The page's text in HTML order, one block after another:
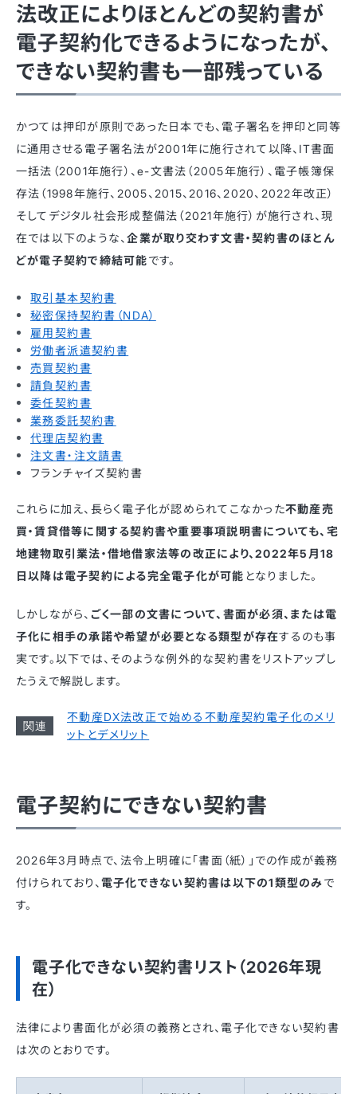
法改正によりほとんどの契約書が
電子契約化できるようになったが、
できない契約書も一部残っている
かつては押印が原則であった日本でも、電子署名を押印と同等
に通用させる電子署名法が2001年に施行されて以降、IT書面
一括法（2001年施行）、e-文書法（2005年施行）、電子帳簿保
存法（1998年施行、2005、2015、2016、2020、2022年改正）
そしてデジタル社会形成整備法（2021年施行）が施行され、現
在では以下のような、企業が取り交わす文書・契約書のほとん
どが電子契約で締結可能です。
取引基本契約書
秘密保持契約書（NDA）
雇用契約書
労働者派遣契約書
売買契約書
請負契約書
委任契約書
業務委託契約書
代理店契約書
注文書・注文請書
フランチャイズ契約書
これらに加え、長らく電子化が認められてこなかった不動産売
買・賃貸借等に関する契約書や重要事項説明書についても、宅
地建物取引業法・借地借家法等の改正により、2022年5月18
日以降は電子契約による完全電子化が可能 となりました。
しかしながら、 ごく一部の文書について、書面が必須、または電
子化に相手の承諾や希望が必要となる類型が存在するのも事
実です。以下では、そのような例外的な契約書をリストアップし
たうえで解説します。
不動産DX法改正で始める不動産契約電子化のメリ
ットとデメリット
電子契約にできない契約書
2026年3月時点で、法令上明確に「書面（紙）」での作成が義務
付けられており、 電子化できない契約書は以下の1類型のみで
す。
電子化できない契約書リスト（2026年現
在）
法律により書面化が必須の義務とされ、電子化できない契約書
は次のとおりです。